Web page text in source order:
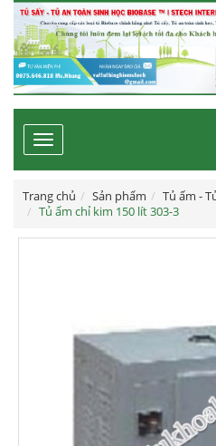
Toggle
navigation
Trang chủ Sản phẩm
Tủ ấm -
Tủ ấm chỉ kim 150 lít 303-3